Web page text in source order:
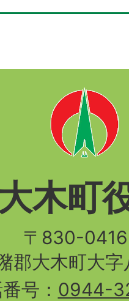
大木町
〒830-
郡大木町大
号： 0944-